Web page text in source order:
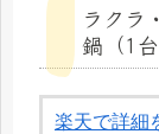
ラクラ
鍋（1台
楽天で詳細